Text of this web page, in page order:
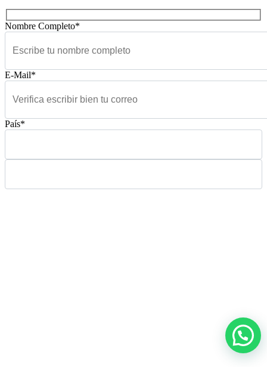
Nombre Completo*
E-Mail*
País*
Please leave this field empty.